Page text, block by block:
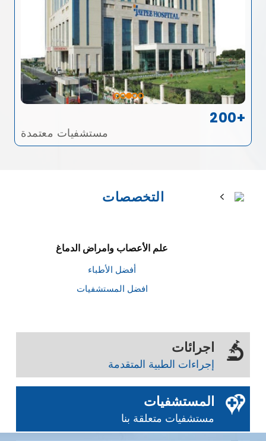
200+
مستشفيات معتمدة
التخصصات
علم الأعصاب وامراض الدماغ
أفضل الأطباء
افضل المستشفيات
اجرائات
إجراءات الطبية المتقدمة
المستشفيات
مستشفيات متعلقة بنا
0 0 0